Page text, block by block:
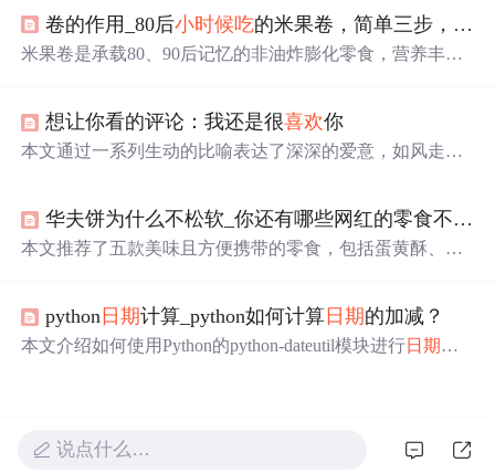
法支持24小时制，并展示了如何避免常见的时间格式错
误。
卷的作用_80后小时候吃的米果卷，简单三步，挑选香脆米果卷
米果卷是承载80、90后记忆的非油炸膨化零食，营养丰
添加剂；购买后品鉴，选形状完整、颜色自然、有谷物
香、口感好的。
想让你看的评论：我还是很喜欢你
本文通过一系列生动的比喻表达了深深的爱意，如风走过
华夫饼为什么不松软_你还有哪些网红的零食不知道，这几款好
本文推荐了五款美味且方便携带的零食，包括蛋黄酥、华
python 日期计算_python如何计算 日期的加减？
本文介绍如何使用Python的python-dateutil模块进行日期 的
说点什么…